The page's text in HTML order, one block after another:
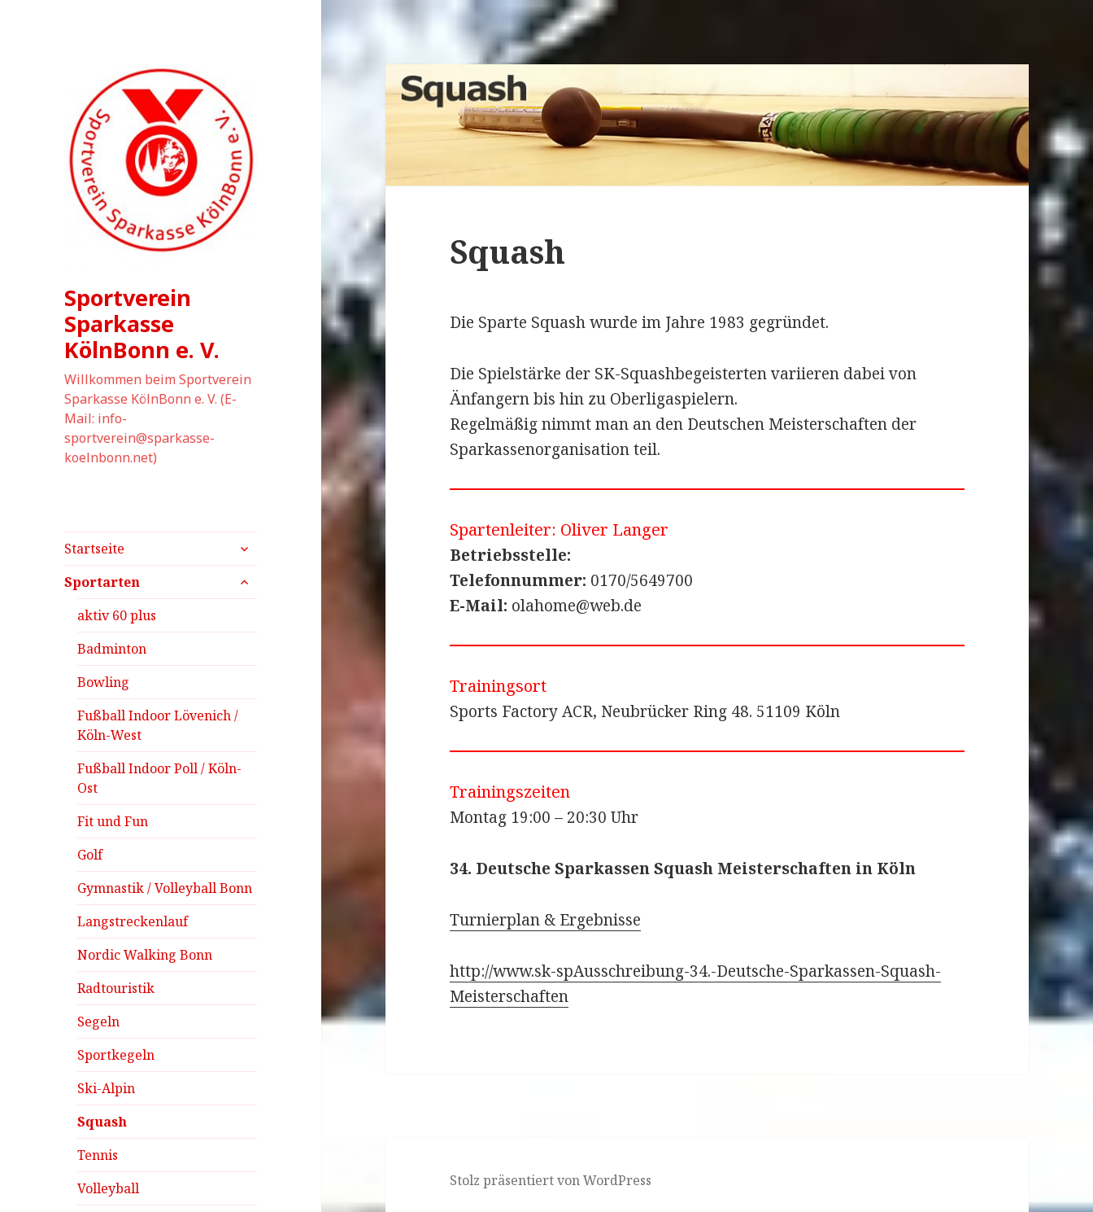
Sportverein
Sparkasse
KölnBonn e. V.
Willkommen beim Sportverein
Sparkasse KölnBonn e. V. (E-
Mail: info-
sportverein@sparkasse-
koelnbonn.net)
Startseite
untermenü
anzeigen
Sportarten
untermenü
anzeigen
aktiv 60 plus
Badminton
Bowling
Fußball Indoor Lövenich /
Köln-West
Fußball Indoor Poll / Köln-
Ost
Fit und Fun
Golf
Gymnastik / Volleyball Bonn
Langstreckenlauf
Nordic Walking Bonn
Radtouristik
Segeln
Sportkegeln
Ski-Alpin
Squash
Tennis
Volleyball
Squash
Die Sparte Squash wurde im Jahre 1983 gegründet.
Die Spielstärke der SK-Squashbegeisterten variieren dabei von
Änfangern bis hin zu Oberligaspielern.
Regelmäßig nimmt man an den Deutschen Meisterschaften der
Sparkassenorganisation teil.
Spartenleiter: Oliver Langer
Betriebsstelle:
Telefonnummer: 0170/5649700
E-Mail: olahome@web.de
Trainingsort
Sports Factory ACR, Neubrücker Ring 48. 51109 Köln
Trainingszeiten
Montag 19:00 – 20:30 Uhr
34. Deutsche Sparkassen Squash Meisterschaften in Köln
Turnierplan & Ergebnisse
http://www.sk-spAusschreibung-34.-Deutsche-Sparkassen-Squash-
Meisterschaften
Stolz präsentiert von WordPress